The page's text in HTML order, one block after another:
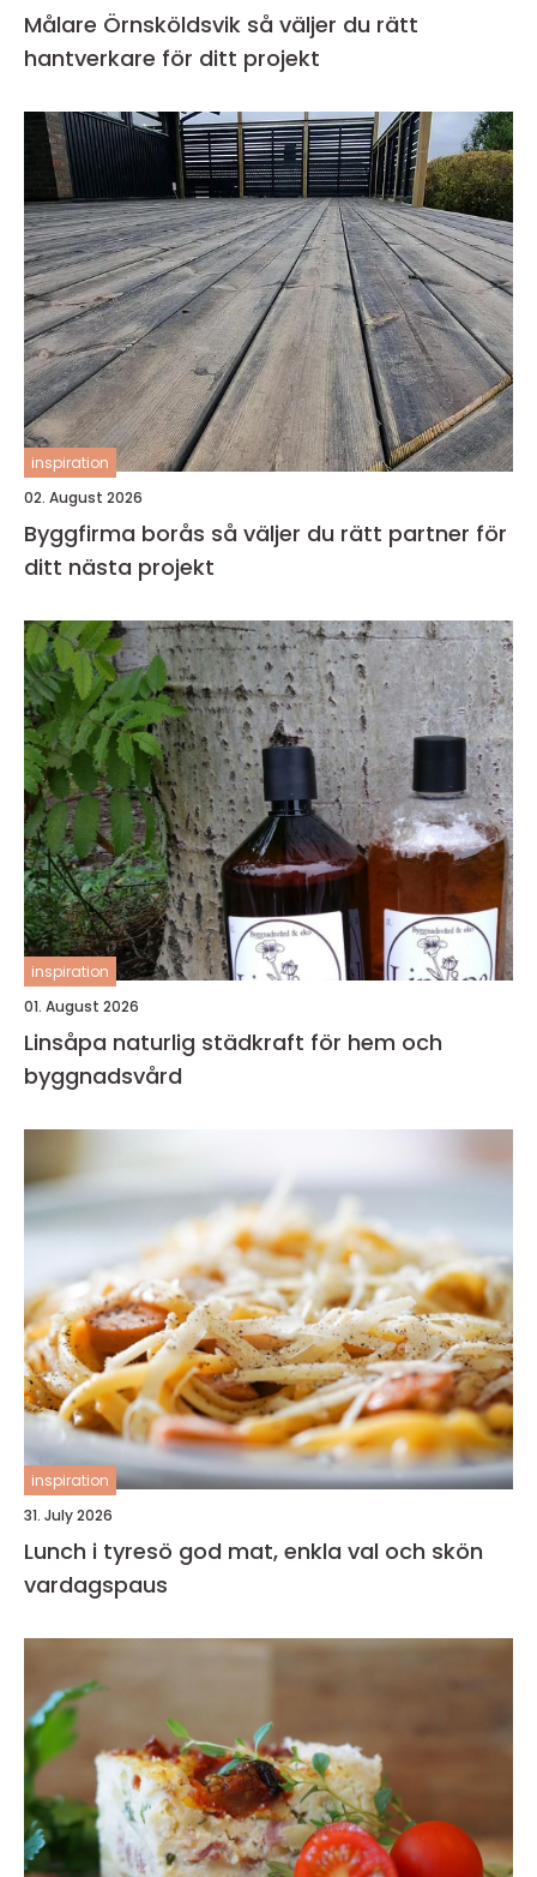
Målare Örnsköldsvik så väljer du rätt
hantverkare för ditt projekt
inspiration
02. August 2026
Byggfirma borås så väljer du rätt partner för
ditt nästa projekt
inspiration
01. August 2026
Linsåpa naturlig städkraft för hem och
byggnadsvård
inspiration
31. July 2026
Lunch i tyresö god mat, enkla val och skön
vardagspaus